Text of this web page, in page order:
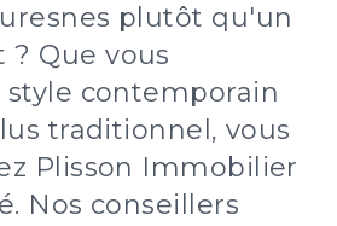
plutôt qu'un
Que vous
style contemporain
traditionnel, vous
Plisson Immobilier
Nos conseillers